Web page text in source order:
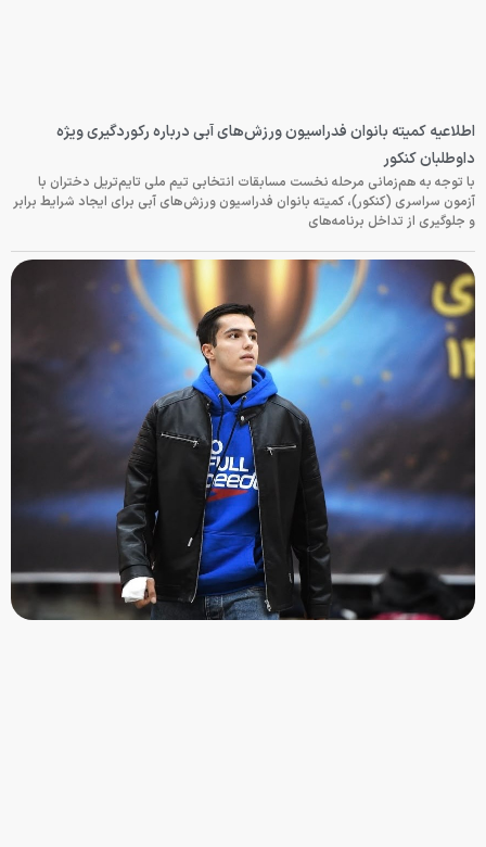
اطلاعیه کمیته بانوان فدراسیون ورزش‌های آبی درباره رکوردگیری ویژه
داوطلبان کنکور
با توجه به هم‌زمانی مرحله نخست مسابقات انتخابی تیم ملی تایم‌تریل دختران با
آزمون سراسری (کنکور)، کمیته بانوان فدراسیون ورزش‌های آبی برای ایجاد شرایط برابر
و جلوگیری از تداخل برنامه‌های